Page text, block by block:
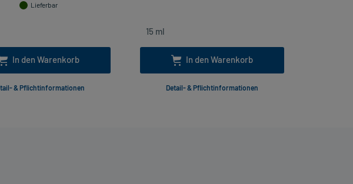
Lieferbar
In den Warenkorb
& Pflichtinformationen
In den Warenkorb
Detail- & Pflichtinformationen